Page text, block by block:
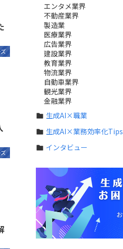
エンタメ業界
不動産業界
製造業
医療業界
広告業界
建設業界
教育業界
物流業界
自動車業界
観光業界
金融業界
生成AI×職業
生成AI×業務効率化Tips
インタビュー